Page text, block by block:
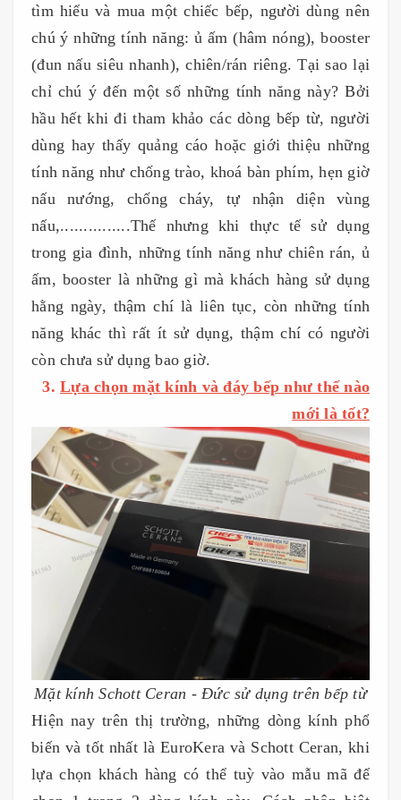
tìm hiểu và mua một chiếc bếp, người dùng nên
chú ý những tính năng: ủ ấm (hâm nóng), booster
(đun nấu siêu nhanh), chiên/rán riêng. Tại sao lại
chỉ chú ý đến một số những tính năng này? Bởi
hầu hết khi đi tham khảo các dòng bếp từ, người
dùng hay thấy quảng cáo hoặc giới thiệu những
tính năng như chống trào, khoá bàn phím, hẹn giờ
nấu nướng, chống cháy, tự nhận diện vùng
nấu,...............Thế nhưng khi thực tế sử dụng
trong gia đình, những tính năng như chiên rán, ủ
ấm, booster là những gì mà khách hàng sử dụng
hằng ngày, thậm chí là liên tục, còn những tính
năng khác thì rất ít sử dụng, thậm chí có người
còn chưa sử dụng bao giờ.
3. Lựa chọn mặt kính và đáy bếp như thế nào
mới là tốt?
Mặt kính Schott Ceran - Đức sử dụng trên bếp từ
Hiện nay trên thị trường, những dòng kính phổ
biến và tốt nhất là EuroKera và Schott Ceran, khi
lựa chọn khách hàng có thể tuỳ vào mẫu mã để